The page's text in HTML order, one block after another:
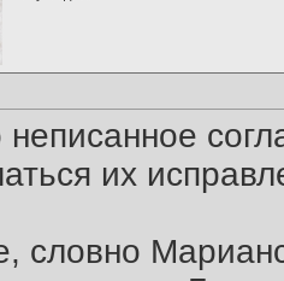
неписанное
их
словно